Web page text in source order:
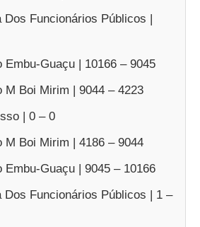
Dos Funcionários Públicos |
Embu-Guaçu | 10166 – 9045
M Boi Mirim | 9044 – 4223
| 0 – 0
M Boi Mirim | 4186 – 9044
Embu-Guaçu | 9045 – 10166
Dos Funcionários Públicos | 1 –